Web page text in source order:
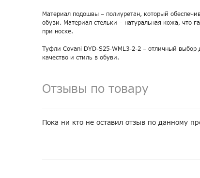
Материал подошвы – полиуретан, который
обуви. Материал стельки – натуральная кожа, что
при носке.
Туфли Covani DYD-S25-WML3-2-2 – отличный выбор
качество и стиль в обуви.
Отзывы по товару
Пока ни кто не оставил отзыв по данному